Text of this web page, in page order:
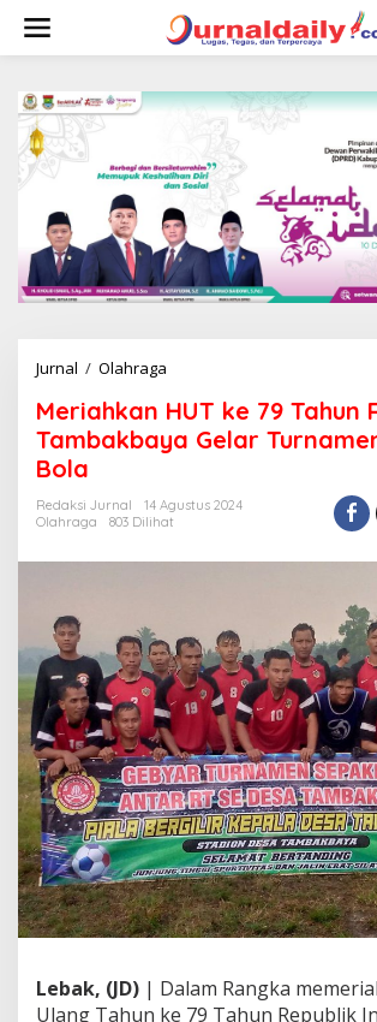
w
Jurnal / Olahraga
r
i
a
a
H
e
7
9
T
a
h
u
n
R
I
,
D
e
s
a
m
Meriahkan HUT ke 79 Tahun
Tambakbaya Gelar
Bola
Redaksi Jurnal
14 Agustus 2024
Olahraga
803 Dilihat
Lebak, (JD) | Dalam Rangka
Ulang Tahun ke 79 Tahun Republik